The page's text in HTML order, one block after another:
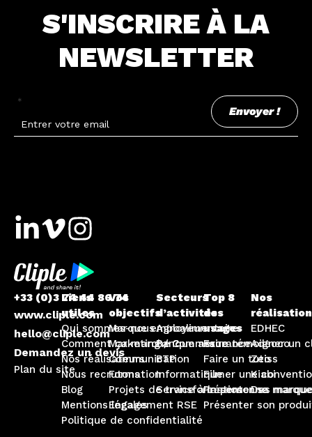
S'INSCRIRE À LA
NEWSLETTER
*
Envoyer !
+33 (0)3 74 44 86 74
www.cliple.com
hello@cliple.com
Demandez un devis
Plan du site
Liens
utiles
Qui sommes-nous
Comment ça marche ?
Nos réalisateurs
Nous recrutons
Blog
Mentions légales
Politique de confidentialité
Vos
objectifs
Marque employeur
Marketing / Commerce
Communication
Formation
Projets de transformation
Engagement RSE
Secteurs
d’activités
Agroalimentaire
Banque assurance
BTP
Informatique
Service à la personne
Top 8
des
usages
Faire témoigner un
Faire un tuto
Filmer une
Présenter sa marque
Présenter son
Nos
EDHEC
Adecco
Zeiss
Kiabi
Des